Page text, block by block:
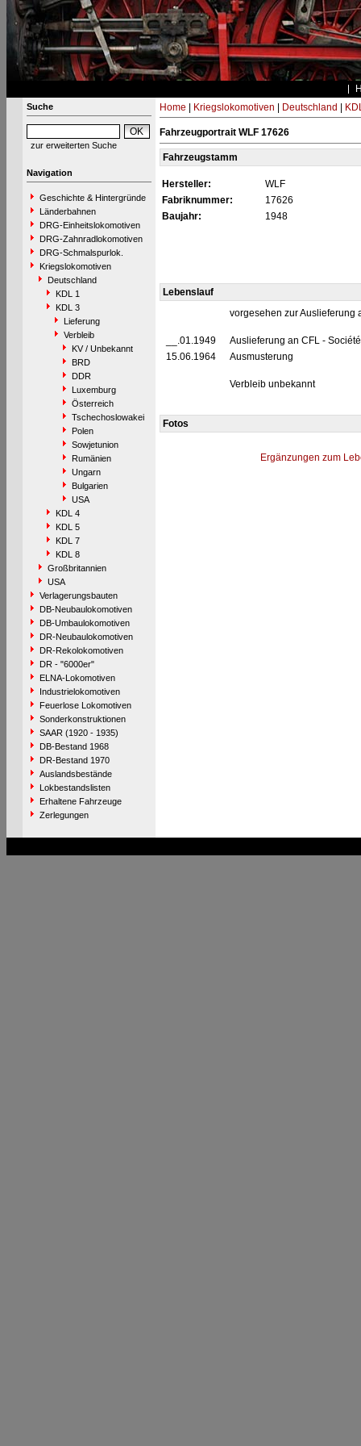
Suche
zur erweiterten Suche
Navigation
Geschichte & Hintergründe
Länderbahnen
DRG-Einheitslokomotiven
DRG-Zahnradlokomotiven
DRG-Schmalspurlok.
Kriegslokomotiven
Deutschland
KDL 1
KDL 3
Lieferung
Verbleib
KV / Unbekannt
BRD
DDR
Luxemburg
Österreich
Tschechoslowakei
Polen
Sowjetunion
Rumänien
Ungarn
Bulgarien
USA
KDL 4
KDL 5
KDL 7
KDL 8
Großbritannien
USA
Verlagerungsbauten
DB-Neubaulokomotiven
DB-Umbaulokomotiven
DR-Neubaulokomotiven
DR-Rekolokomotiven
DR - "6000er"
ELNA-Lokomotiven
Industrielokomotiven
Feuerlose Lokomotiven
Sonderkonstruktionen
SAAR (1920 - 1935)
DB-Bestand 1968
DR-Bestand 1970
Auslandsbestände
Lokbestandslisten
Erhaltene Fahrzeuge
Zerlegungen
Home Kriegslokomotiven Deutschland
Fahrzeugportrait WLF 17626
Fahrzeugstamm
Hersteller:
WLF
Fabriknummer:
17626
Baujahr:
1948
Lebenslauf
vorgesehen zur
__.01.1949
Auslieferung an CFL -
15.06.1964
Ausmusterung
Verbleib unbekannt
Fotos
Ergänzungen zum